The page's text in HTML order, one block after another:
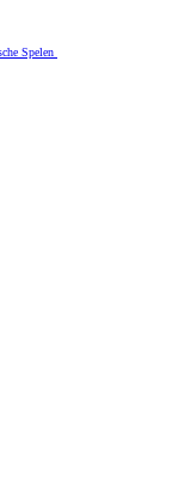
Spelen